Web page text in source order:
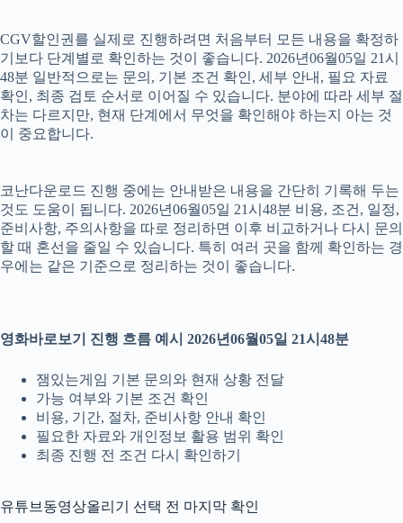
CGV할인권를 실제로 진행하려면 처음부터 모든 내용을 확정하
기보다 단계별로 확인하는 것이 좋습니다. 2026년06월05일 21시
48분 일반적으로는 문의, 기본 조건 확인, 세부 안내, 필요 자료
확인, 최종 검토 순서로 이어질 수 있습니다. 분야에 따라 세부 절
차는 다르지만, 현재 단계에서 무엇을 확인해야 하는지 아는 것
이 중요합니다.
코난다운로드 진행 중에는 안내받은 내용을 간단히 기록해 두는
것도 도움이 됩니다. 2026년06월05일 21시48분 비용, 조건, 일정,
준비사항, 주의사항을 따로 정리하면 이후 비교하거나 다시 문의
할 때 혼선을 줄일 수 있습니다. 특히 여러 곳을 함께 확인하는 경
우에는 같은 기준으로 정리하는 것이 좋습니다.
영화바로보기 진행 흐름 예시 2026년06월05일 21시48분
잼있는게임 기본 문의와 현재 상황 전달
가능 여부와 기본 조건 확인
비용, 기간, 절차, 준비사항 안내 확인
필요한 자료와 개인정보 활용 범위 확인
최종 진행 전 조건 다시 확인하기
유튜브동영상올리기 선택 전 마지막 확인